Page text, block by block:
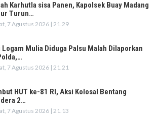
Karhutla sisa Panen, Kapolsek Buay Madang
Turun…
7 Agustus 2026 | 21.29
Logam Mulia Diduga Palsu Malah Dilaporkan
7 Agustus 2026 | 21.21
HUT ke-81 RI, Aksi Kolosal Bentang
2…
7 Agustus 2026 | 21.13